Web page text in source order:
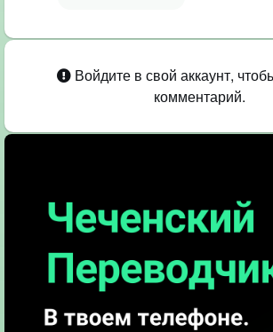
Войдите в свой аккаунт,
комментарий.